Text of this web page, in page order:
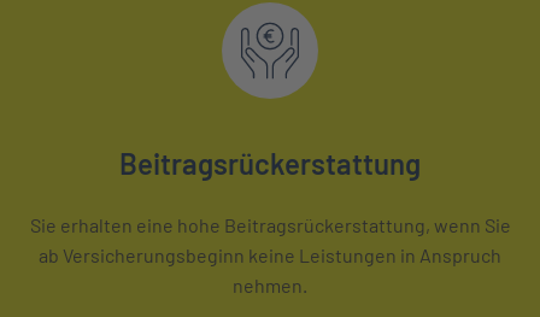
Beitragsrückerstattung
Sie erhalten eine hohe Beitragsrückerstattung, wenn Sie
ab Versicherungsbeginn keine Leistungen in Anspruch
nehmen.